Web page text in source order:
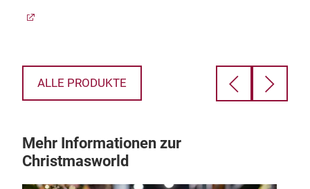
ALLE PRODUKTE
Mehr Informationen zur
Christmasworld